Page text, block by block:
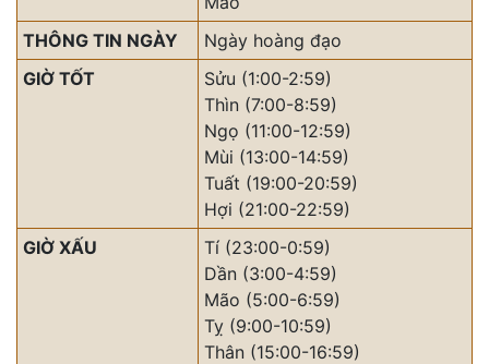
THÔNG TIN NGÀY
Ngày hoàng đạo
GIỜ TỐT
Sửu (1:00-2:59)
Thìn (7:00-8:59)
Ngọ (11:00-12:59)
Mùi (13:00-14:59)
Tuất (19:00-20:59)
Hợi (21:00-22:59)
GIỜ XẤU
Tí (23:00-0:59)
Dần (3:00-4:59)
Mão (5:00-6:59)
Tỵ (9:00-10:59)
Thân (15:00-16:59)